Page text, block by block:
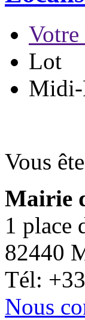
Lot
Midi-
Vous
Mairie
1 place
82440
Tél:
Nous